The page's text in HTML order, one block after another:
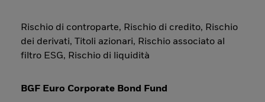
Rischio di controparte, Rischio di credito, Rischio
dei derivati, Titoli azionari, Rischio associato al
filtro ESG, Rischio di liquidità
BGF Euro Corporate Bond Fund